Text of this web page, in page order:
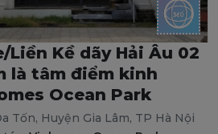
Liền Kề dãy Hải Âu 02
là tâm điểm kinh
Ocean Park
Tốn, Huyện Gia Lâm, TP Hà Nội